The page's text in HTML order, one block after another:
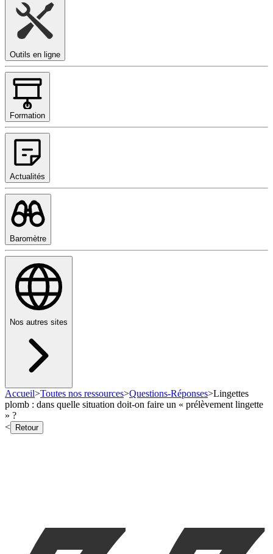
Outils en ligne
Formation
Actualités
Baromètre
Nos autres sites
Accueil>Toutes nos ressources>Questions-Réponses>Lingettes
plomb : dans quelle situation doit-on faire un « prélèvement lingette
» ?
<
Retour